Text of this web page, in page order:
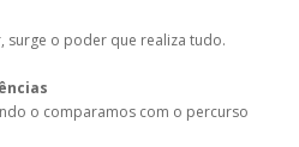
surge o poder que realiza tudo.
o comparamos com o percurso